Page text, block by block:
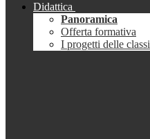
Didattica
Panoramica
Offerta formativa
I progetti delle classi